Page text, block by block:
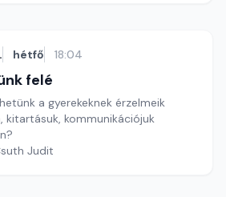
hétfő 18:04
felé
a gyerekeknek érzelmeik
kitartásuk, kommunikációjuk
Judit